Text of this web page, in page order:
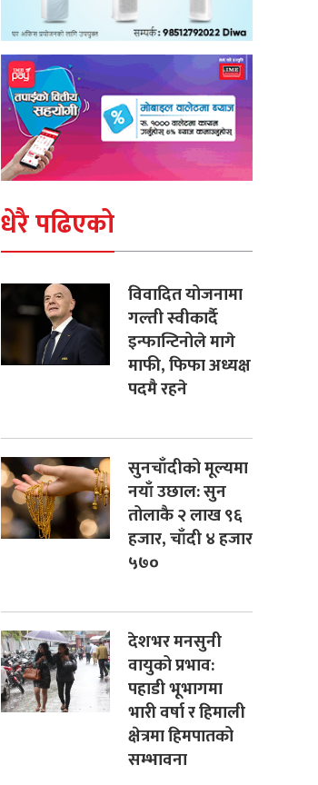
धेरै पढिएको
विवादित योजनामा
गल्ती स्वीकार्दै
इन्फान्टिनोले मागे
माफी, फिफा अध्यक्ष
पदमै रहने
सुनचाँदीको मूल्यमा
नयाँ उछाल: सुन
तोलाकै २ लाख ९६
हजार, चाँदी ४ हजार
५७०
देशभर मनसुनी
वायुको प्रभाव:
पहाडी भूभागमा
भारी वर्षा र हिमाली
क्षेत्रमा हिमपातको
सम्भावना